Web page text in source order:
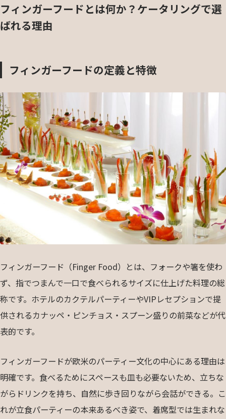
フィンガーフードとは何か？ケータリングで選
ばれる理由
フィンガーフードの定義と特徴
フィンガーフード（Finger Food）とは、フォークや箸を使わ
ず、指でつまんで一口で食べられるサイズに仕上げた料理の総
称です。ホテルのカクテルパーティーやVIPレセプションで提
供されるカナッペ・ピンチョス・スプーン盛りの前菜などが代
表的です。
フィンガーフードが欧米のパーティー文化の中心にある理由は
明確です。食べるためにスペースも皿も必要ないため、立ちな
がらドリンクを持ち、自然に歩き回りながら会話ができる。こ
れが立食パーティーの本来あるべき姿で、着席型では生まれな